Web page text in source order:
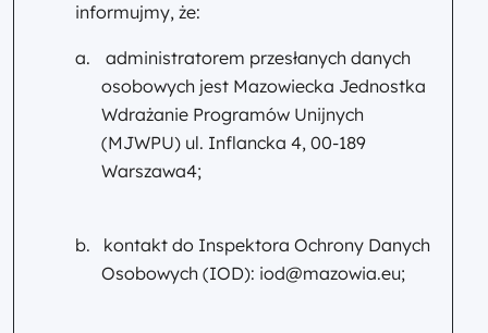
informujmy, że:
a.
administratorem przesłanych danych
osobowych jest Mazowiecka Jednostka
Wdrażanie Programów Unijnych
(MJWPU) ul. Inflancka 4, 00-189
Warszawa4;
b.
kontakt do Inspektora Ochrony Danych
Osobowych (IOD): iod@mazowia.eu;